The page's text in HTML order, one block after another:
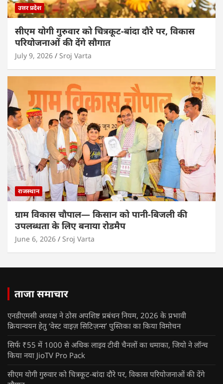
उत्तर प्रदेश
सीएम योगी गुरुवार को चित्रकूट-बांदा दौरे पर, विकास
परियोजनाओं की देंगे सौगात
July 9, 2026 Sroj Varta
राजस्थान
ग्राम विकास चौपाल— किसान को पानी-बिजली की
उपलब्धता के लिए बनाया रोडमैप
June 6, 2026 Sroj Varta
ताजा समाचार
एनडीएमसी अध्यक्ष ने ठोस अपशिष्ट प्रबंधन नियम, 2026 के प्रभावी
क्रियान्वयन हेतु ‘वेस्ट वाइज़ सिटिज़न्स’ पुस्तिका का किया विमोचन
सिर्फ ₹55 में 1000 से अधिक लाइव टीवी चैनलों का धमाका, जियो ने लॉन्च
किया नया JioTV Pro Pack
सीएम योगी गुरुवार को चित्रकूट-बांदा दौरे पर, विकास परियोजनाओं की देंगे